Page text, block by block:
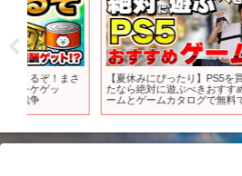
【夏休みにぴったり】PS5を買っ
たなら絶対に遊ぶべきおすすめゲ
ームとゲームカタログで無料で遊
TVア
され
年1月